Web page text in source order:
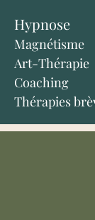
Hypnose
Magnétisme
Art-Thérapie
Coaching
Thérapies